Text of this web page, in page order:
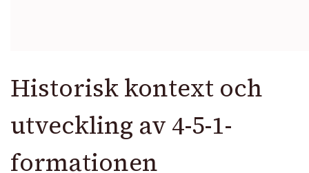
Historisk kontext och
utveckling av 4-5-1-
formationen